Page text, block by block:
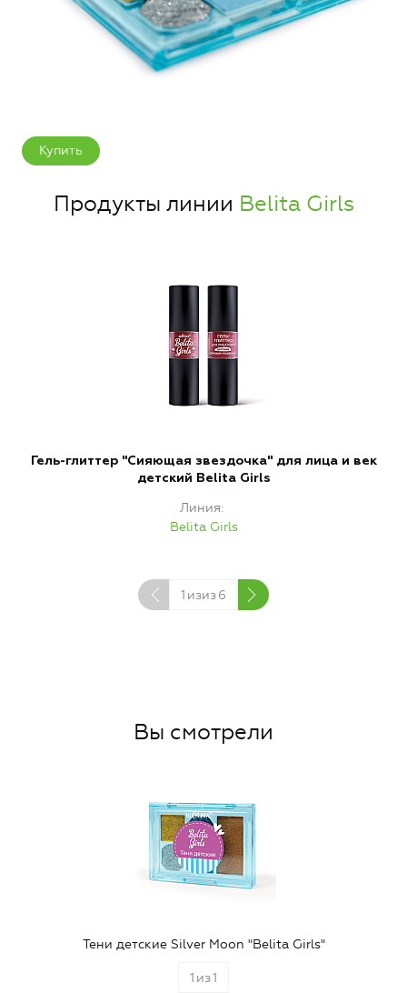
Купить
Продукты линии Belita Girls
Гель-глиттер "Сияющая звездочка" для лица и век
детский Belita Girls
Линия
Belita Girls
1 изиз6
Вы смотрели
Тени детские Silver Moon "Belita Girls"
1 из1